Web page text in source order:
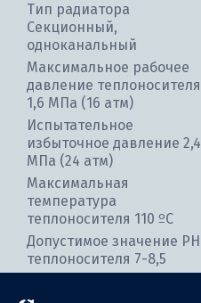
Тип радиатора
Секционный,
одноканальный
Максимальное рабочее
давление теплоносителя
1,6 МПа (16 атм)
Испытательное
избыточное давление 2,4
МПа (24 атм)
Максимальная
температура
теплоносителя 110 ºC
Допустимое значение PH
теплоносителя 7-8,5